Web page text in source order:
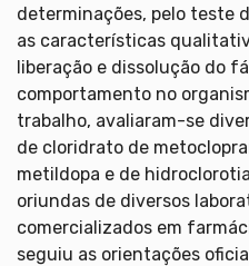
determinações, pelo teste
as características
liberação e dissolução do
comportamento no
trabalho, avaliaram-se
de cloridrato de
metildopa e de
oriundas de diversos
comercializados em
seguiu as orientações